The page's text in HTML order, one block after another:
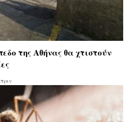
της Αθήνας θα χτιστούν